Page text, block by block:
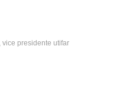
vice presidente utifar